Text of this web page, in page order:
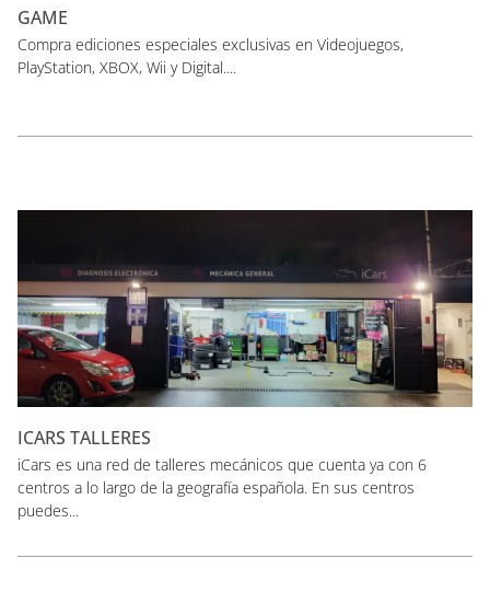
GAME
Compra ediciones especiales exclusivas en Videojuegos,
PlayStation, XBOX, Wii y Digital....
ICARS TALLERES
iCars es una red de talleres mecánicos que cuenta ya con 6
centros a lo largo de la geografía española. En sus centros
puedes...